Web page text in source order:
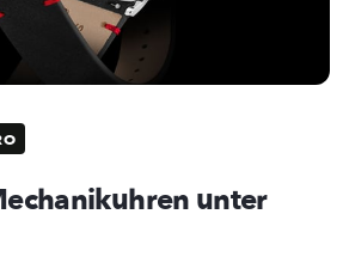
unter